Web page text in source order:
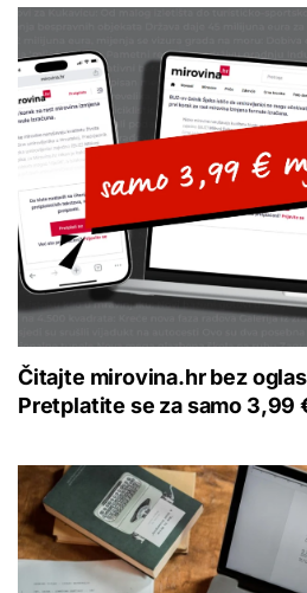
Čitajte mirovina.hr bez
Pretplatite se za samo 3,99